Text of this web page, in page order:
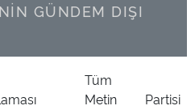
GÜNDEM DIŞI
Tüm
Metin
Partisi